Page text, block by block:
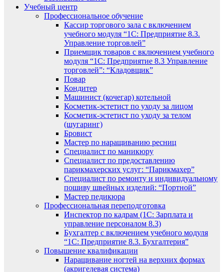
Учебный центр
Профессиональное обучение
Кассир торгового зала с включением
учебного модуля “1С: Предприятие 8.3.
Управление торговлей”
Приемщик товаров с включением учебного
модуля “1С: Предприятие 8.3 Управление
торговлей”: “Кладовщик”
Повар
Кондитер
Машинист (кочегар) котельной
Косметик-эстетист по уходу за лицом
Косметик-эстетист по уходу за телом
(шугаринг)
Бровист
Мастер по наращиванию ресниц
Специалист по маникюру
Специалист по предоставлению
парикмахерских услуг: “Парикмахер”
Специалист по ремонту и индивидуальному
пошиву швейных изделий: “Портной”
Мастер педикюра
Профессиональная переподготовка
Инспектор по кадрам (1С: Зарплата и
управление персоналом 8.3)
Бухгалтер с включением учебного модуля
“1С: Предприятие 8.3. Бухгалтерия”
Повышение квалификации
Наращивание ногтей на верхних формах
(акригелевая система)